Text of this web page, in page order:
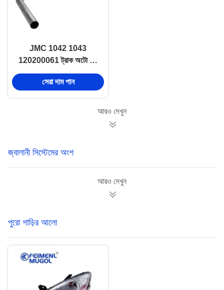
JMC 1042 1043
120200061 ট্রাক অটো পার্ট
জন্য নিষ্কাশন Tail পাইপ
সমাবেশ
সেরা দাম পান
আরও দেখুন
জ্বালানী সিস্টেমের অংশ
আরও দেখুন
পুরো গাড়ির আলো